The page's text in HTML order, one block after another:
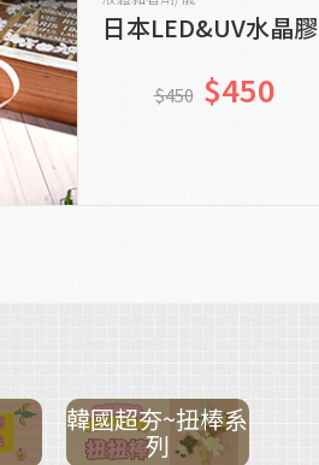
日本LED&UV水晶膠
$450 $450
韓國超夯~扭棒系
列